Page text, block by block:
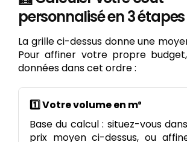
personnalisé en 3 étapes
La grille ci-dessus donne une
Pour affiner votre propre
données dans cet ordre :
1️⃣ Votre volume en m³
Base du calcul : situez-vous
prix moyen ci-dessus, ou